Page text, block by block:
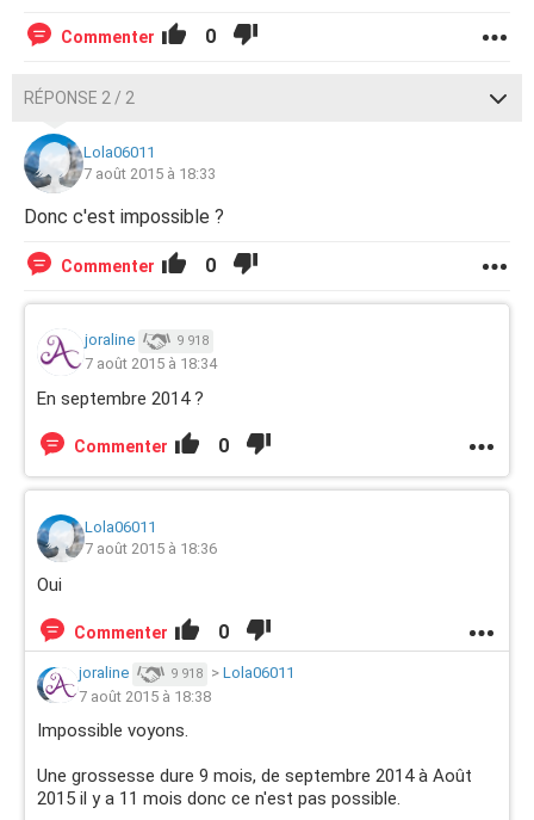
Commenter 0
RÉPONSE 2 / 2
Lola06011
7 août 2015 à 18:33
Donc c'est impossible ?
Commenter 0
joraline 9 918
7 août 2015 à 18:34
En septembre 2014 ?
Commenter 0
Lola06011
7 août 2015 à 18:36
Oui
Commenter 0
joraline 9 918 > Lola06011
7 août 2015 à 18:38
Impossible voyons.
Une grossesse dure 9 mois, de septembre 2014 à Août
2015 il y a 11 mois donc ce n'est pas possible.